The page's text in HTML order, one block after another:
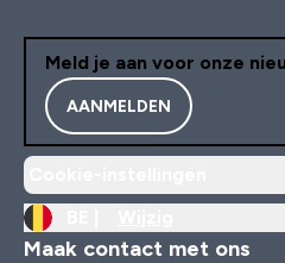
Meld je aan voor onze
AANMELDEN
Maak contact met ons